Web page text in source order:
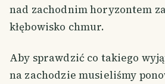
nad zachodnim horyzontem
kłębowisko chmur.
Aby sprawdzić co takiego
na zachodzie musieliśmy